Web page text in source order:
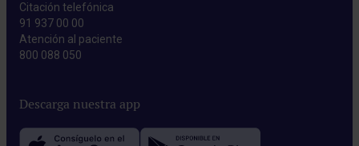
Citación telefónica
91 937 00 00
Atención al paciente
800 088 050
Descarga nuestra app